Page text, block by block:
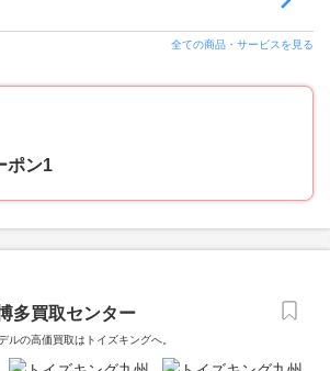
全ての商品・サービスを見る
ポン1
多買取センター
ルの高価買取はトイズキングへ。‎